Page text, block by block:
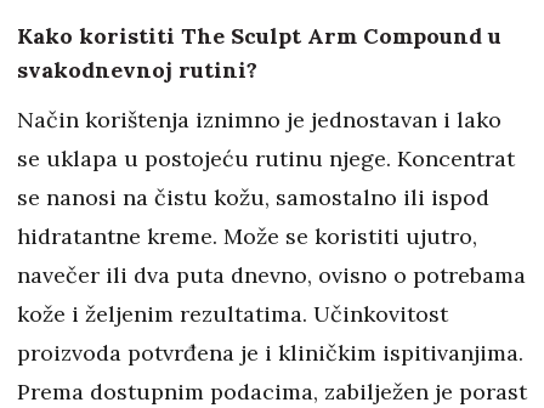
Kako koristiti The Sculpt Arm Compound u
svakodnevnoj rutini?
Način korištenja iznimno je jednostavan i lako
se uklapa u postojeću rutinu njege. Koncentrat
se nanosi na čistu kožu, samostalno ili ispod
hidratantne kreme. Može se koristiti ujutro,
navečer ili dva puta dnevno, ovisno o potrebama
kože i željenim rezultatima. Učinkovitost
proizvoda potvrđena je i kliničkim ispitivanjima.
Prema dostupnim podacima, zabilježen je porast